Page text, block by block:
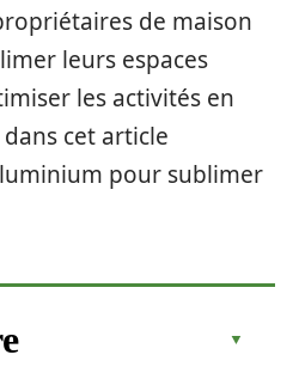
de maison
leurs espaces
les activités en
cet article
pour sublimer